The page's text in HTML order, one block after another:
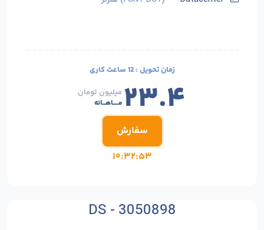
زمان تحویل :12 ساعت کاری
میلیون تومان
مـــــاهـــانه ۲۳.۴
۱۰:۳۲:۵۱
سفارش
DS - 3050898